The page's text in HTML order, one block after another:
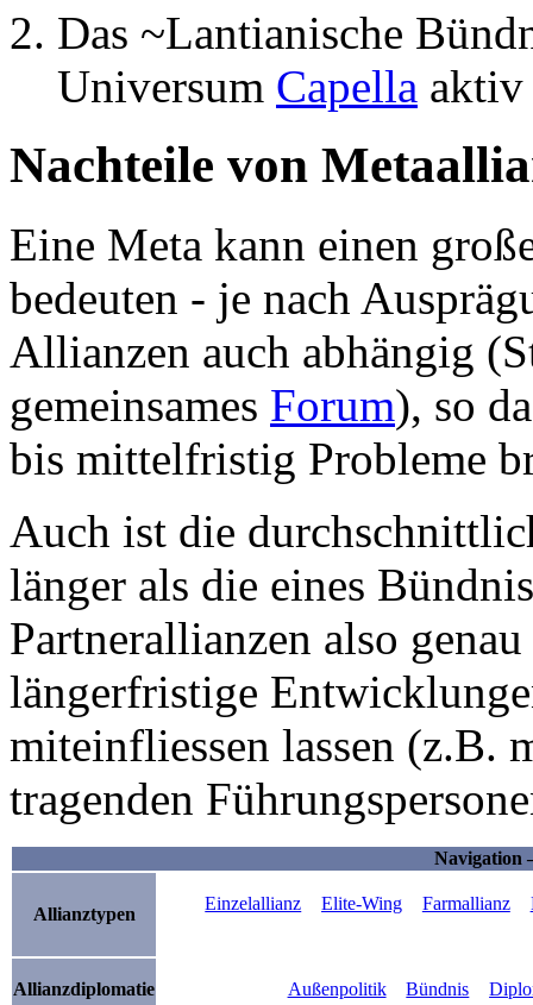
Das ~Lantianische
Universum Capella
Nachteile von
Eine Meta kann einen
bedeuten - je nach
Allianzen auch abhängig
gemeinsames Forum), so
bis mittelfristig Probleme
Auch ist die
länger als die eines
Partnerallianzen also
längerfristige
miteinfliessen lassen (z.B.
tragenden
Navigation
Allianztypen
Einzelallianz Elite-Wing Farmallianz
Allianzdiplomatie Außenpolitik Bündnis